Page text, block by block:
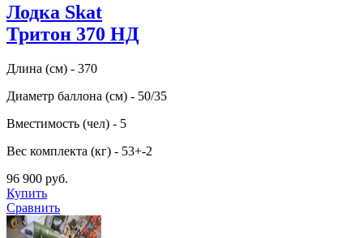
Лодка Skat
Тритон 370 НД
Длина (см) - 370
Диаметр баллона (см) - 50/35
Вместимость (чел) - 5
Вес комплекта (кг) - 53+-2
96 900 руб.
Купить
Сравнить